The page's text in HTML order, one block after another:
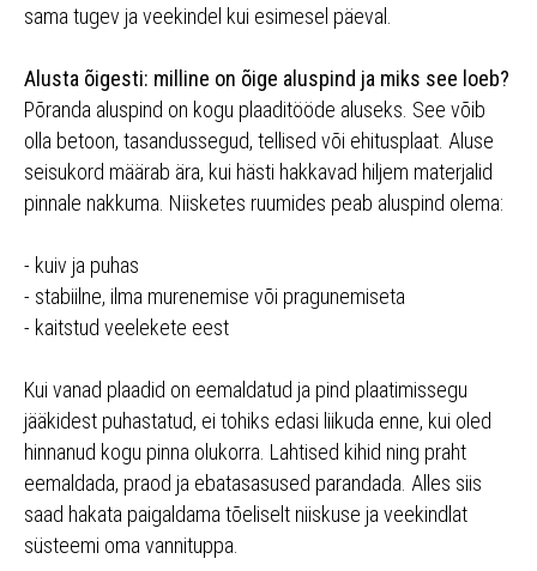
sama tugev ja veekindel kui esimesel päeval.
Alusta õigesti: milline on õige aluspind ja miks see loeb?
Põranda aluspind on kogu plaaditööde aluseks. See võib
olla betoon, tasandussegud, tellised või ehitusplaat. Aluse
seisukord määrab ära, kui hästi hakkavad hiljem materjalid
pinnale nakkuma. Niisketes ruumides peab aluspind olema:
- kuiv ja puhas
- stabiilne, ilma murenemise või pragunemiseta
- kaitstud veelekete eest
Kui vanad plaadid on eemaldatud ja pind plaatimissegu
jääkidest puhastatud, ei tohiks edasi liikuda enne, kui oled
hinnanud kogu pinna olukorra. Lahtised kihid ning praht
eemaldada, praod ja ebatasasused parandada. Alles siis
saad hakata paigaldama tõeliselt niiskuse ja veekindlat
süsteemi oma vannituppa.